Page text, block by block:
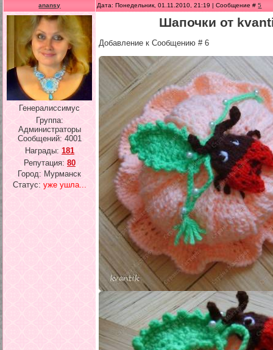
anansy Дата: Понедельник, 01.11.2010, 21:19 | Сообщение #5
Генералиссимус
Группа:
Администраторы
Сообщений: 4001
Награды: 181
Репутация: 80
Город: Мурманск
Статус: уже ушла...
Шапочки от
Добавление к Сообщению # 6